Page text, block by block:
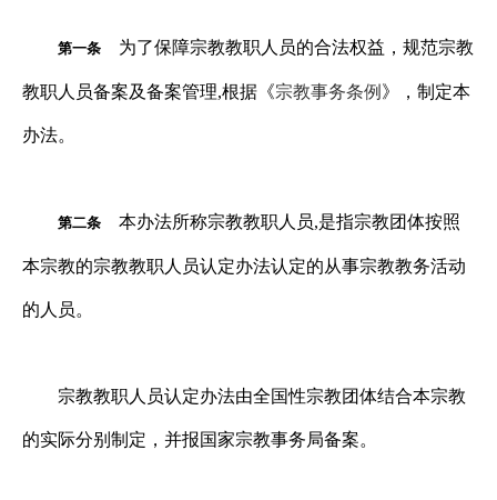
第一条 为了保障宗教教职人员的合法权益，规范宗教
教职人员备案及备案管理,根据《宗教事务条例 》，制定本
办法。
第二条 本办法所称宗教教职人员,是指宗教团体按照
本宗教的宗教教职人员认定办法认定的从事宗教教务活动
的人员。
宗教教职人员认定办法由全国性宗教团体结合本宗教
的实际分别制定，并报国家宗教事务局备案。